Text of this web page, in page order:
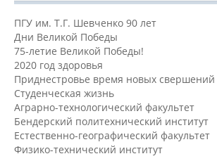
ПГУ им. Т.Г. Шевченко 90 лет
Дни Великой Победы
75-летие Великой Победы!
2020 год здоровья
Приднестровье время новых свершений
Студенческая жизнь
Аграрно-технологический факультет
Бендерский политехнический институт
Естественно-географический факультет
Физико-технический институт